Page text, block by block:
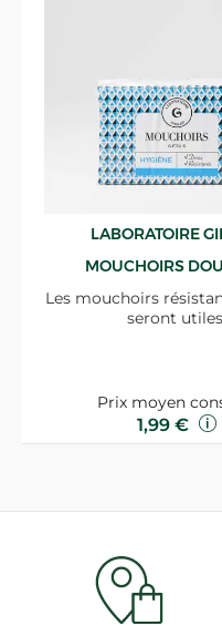
LABORATOIRE
MOUCHOIRS
Les mouchoirs
seront
Prix moyen
1,99 €